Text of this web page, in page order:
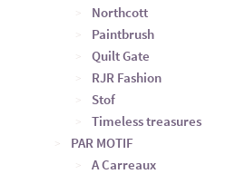
Northcott
Paintbrush
Quilt Gate
RJR Fashion
Stof
Timeless treasures
PAR MOTIF
A Carreaux